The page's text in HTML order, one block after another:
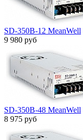
SD-350B-12 MeanWell
9 980 руб
SD-350B-48 MeanWell
8 975 руб